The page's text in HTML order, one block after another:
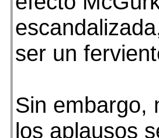
ser un
Sin embargo,
los aplausos